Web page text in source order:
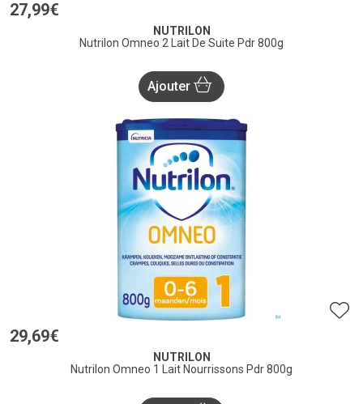
27,99€
NUTRILON
Nutrilon Omneo 2 Lait De Suite Pdr 800g
Ajouter
29,69€
NUTRILON
Nutrilon Omneo 1 Lait Nourrissons Pdr 800g